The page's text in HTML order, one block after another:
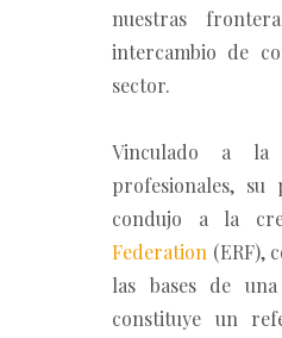
nuestras
intercambio de
sector.
Vinculado a la
profesionales,
condujo a la
Federation (ERF),
las bases de
constituye un